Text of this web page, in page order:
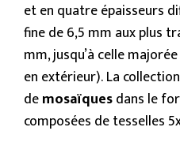
et en quatre épaisseurs
fine de 6,5 mm aux plus
mm, jusqu’à celle
en extérieur). La
demosaïquesdans le
composées de tesselles